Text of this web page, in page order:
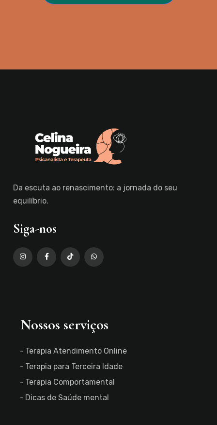
Da escuta ao renascimento: a jornada do seu
equilíbrio.
Siga-nos
Nossos serviços
Terapia Atendimento Online
Terapia para Terceira Idade
Terapia Comportamental
Dicas de Saúde mental